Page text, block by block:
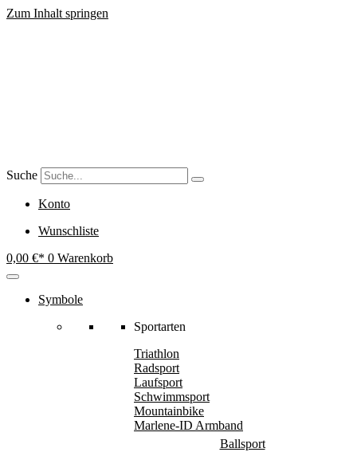
Zum Inhalt springen
Suche
Konto
Wunschliste
0,00 € 0 Warenkorb
Symbole
Sportarten
Triathlon
Radsport
Laufsport
Schwimmsport
Mountainbike
Marlene-ID Armband
Ballsport